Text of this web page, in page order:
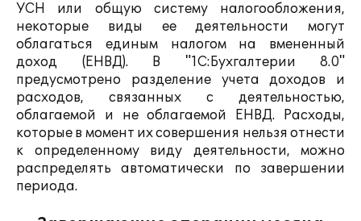
УСН или общую систему налогообложения,
некоторые виды ее деятельности могут
облагаться единым налогом на вмененный
доход (ЕНВД). В "1С:Бухгалтерии 8.0"
предусмотрено разделение учета доходов и
расходов, связанных с деятельностью,
облагаемой и не облагаемой ЕНВД. Расходы,
которые в момент их совершения нельзя отнести
к определенному виду деятельности, можно
распределять автоматически по завершении
периода.